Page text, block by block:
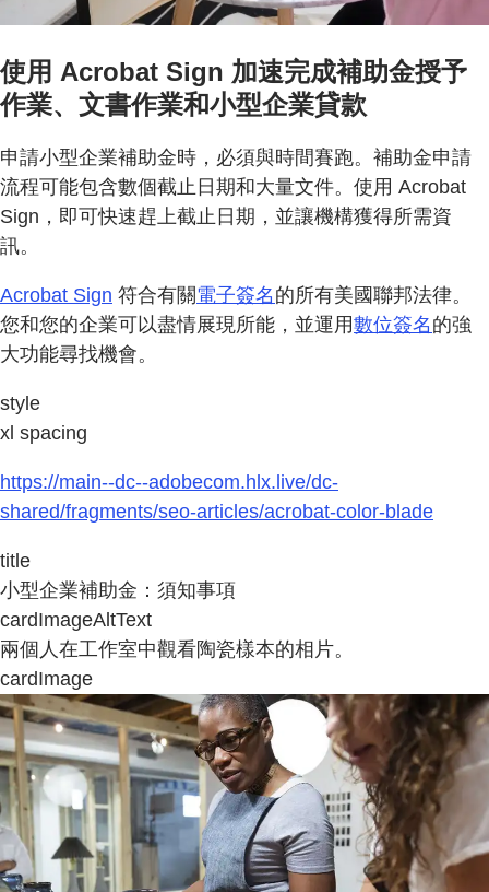
使用 Acrobat Sign 加速完成補助金授予
作業、文書作業和小型企業貸款
申請小型企業補助金時，必須與時間賽跑。補助金申請
流程可能包含數個截止日期和大量文件。使用 Acrobat
Sign，即可快速趕上截止日期，並讓機構獲得所需資
訊。
Acrobat Sign 符合有關電子簽名 的所有美國聯邦法律。
您和您的企業可以盡情展現所能，並運用數位簽名 的強
大功能尋找機會。
style
xl spacing
https://main--dc--adobecom.hlx.live/dc-
shared/fragments/seo-articles/acrobat-color-blade
title
小型企業補助金：須知事項
cardImageAltText
兩個人在工作室中觀看陶瓷樣本的相片。
cardImage